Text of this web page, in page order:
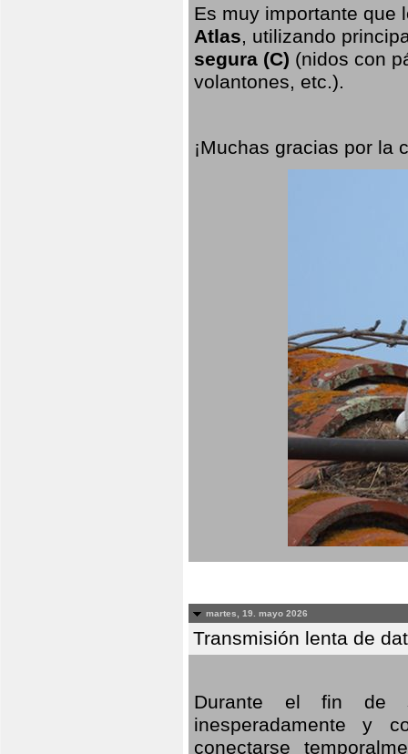
Es muy importante que
Atlas, utilizando
segura (C) (nidos con
volantones, etc.).
¡Muchas gracias por la
martes, 19. mayo 2026
Transmisión lenta de
Durante el fin de
inesperadamente y
conectarse